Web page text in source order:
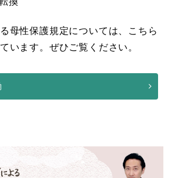
母性保護規定については、こちら
います。ぜひご覧ください。